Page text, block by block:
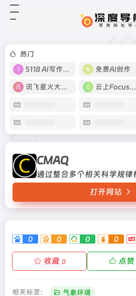
热门
5118 AI写作工具
免费AI创作
讯飞星火大模型 云上Focus接码
CMAQ
打开网站
0 0 0 0
收藏 0 点赞
相关标签： 气象环境